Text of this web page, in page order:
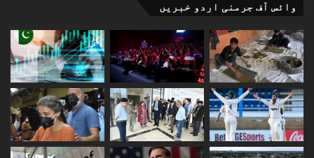
وائس آف جرمنی اردو خبریں